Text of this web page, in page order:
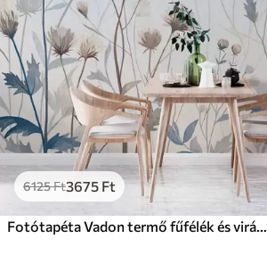
6125Ft3675 Ft
Fotótapéta Vadon termő fűfélék és virágok, festői stílusban ábrázolva világos háttér előtt